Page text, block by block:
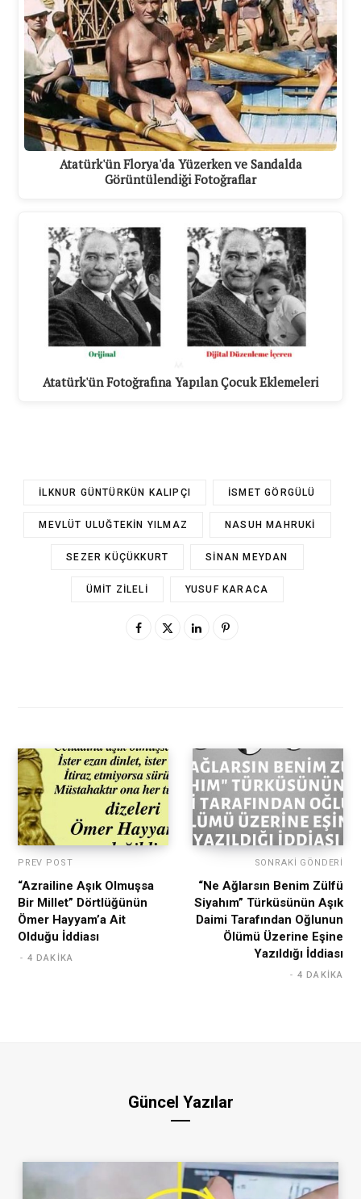
Atatürk'ün Florya'da Yüzerken ve Sandalda
Görüntülendiği Fotoğraflar
Atatürk'ün Fotoğrafına Yapılan Çocuk Eklemeleri
İLKNUR GÜNTÜRKÜN KALIPÇI İSMET GÖRGÜLÜ
MEVLÜT ULUĞTEKIN YILMAZ NASUH MAHRUKI
SEZER KÜÇÜKKURT SINAN MEYDAN
ÜMIT ZILELI YUSUF KARACA
PREV POST
“Azrailine Aşık Olmuşsa
Bir Millet” Dörtlüğünün
Ömer Hayyam’a Ait
Olduğu İddiası
4 DAKIKA
SONRAKI GÖNDERI
“Ne Ağlarsın Benim Zülfü
Siyahım” Türküsünün Aşık
Daimi Tarafından Oğlunun
Ölümü Üzerine Eşine
Yazıldığı İddiası
4 DAKIKA
Güncel Yazılar